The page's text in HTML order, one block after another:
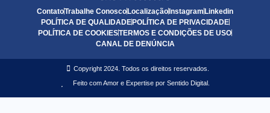
ContatoTrabalhe ConoscoLocalizaçãoInstagramLinkedin
POLÍTICA DE QUALIDADEPOLÍTICA DE PRIVACIDADE
POLÍTICA DE COOKIESTERMOS E CONDIÇÕES DE USO
CANAL DE DENÚNCIA
Copyright 2024. Todos os direitos reservados.
Feito com Amor e Expertise por Sentido Digital.